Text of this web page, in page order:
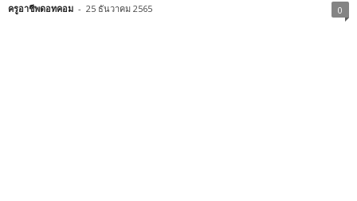
ครูอาชีพดอทคอม - 25 ธันวาคม 2565 0